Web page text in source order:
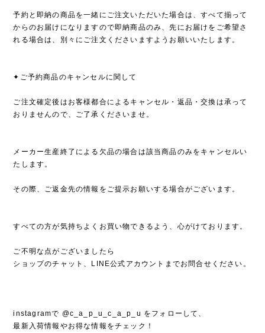
予約と即納の商品を一緒にご注文いただいた場合は、すべて揃って
からのお届けになりますので即納商品のみ、先にお届けをご希望さ
れる場合は、別々にご注文くださいますようお願いいたします。
✦ご予約商品のキャンセルに関して
ご注文確定後はお客様都合によるキャンセル・返品・交換は承って
おりませんので、ご了承くださいませ。
メーカー生産終了による欠品の場合は該当商品のみをキャンセルい
たします。
その際、ご返金先の情報をご提示お願いする場合がございます。
すべての方が気持ちよくお買い物できるよう、心がけております。
ご不明な点がございましたら
ショップのチャット、LINE公式アカウントまでお問合せください。
instagramで @c_a_p_u_c_a_p_u をフォローして、
最新入荷情報やお得な情報をチェック！